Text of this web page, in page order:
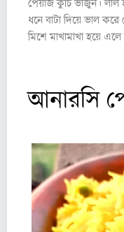
পেঁয়াজ কুচি ভাজুন।
ধনে বাটা দিয়ে ভাল
মিশে মাখামাখা হয়ে
আনারসি